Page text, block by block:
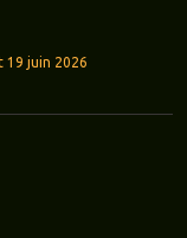
19 juin 2026